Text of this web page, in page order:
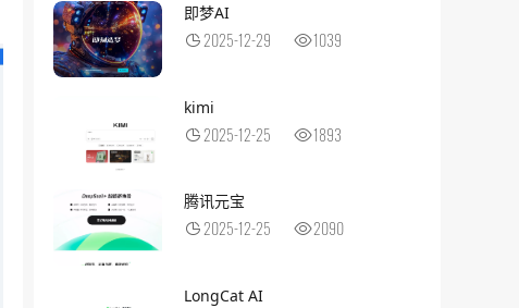
即梦AI
2025-12-29 1039
kimi
2025-12-25 1893
腾讯元宝
2025-12-25 2090
LongCat AI